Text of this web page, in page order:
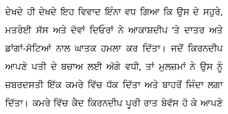
ਦੇਖਦੇ ਹੀ ਦੇਖਦੇ ਇਹ ਵਿਵਾਦ ਇੰਨਾ ਵਧ ਗਿਆ ਕਿ ਉਸ ਦੇ ਸਹੁਰੇ,
ਮਤਰੇਈ ਸੱਸ ਅਤੇ ਦੋਵਾਂ ਦਿਓਰਾਂ ਨੇ ਆਕਾਸ਼ਦੀਪ ‘ਤੇ ਦਾਤਰ ਅਤੇ
ਡਾਂਗਾਂ-ਸੋਟਿਆਂ ਨਾਲ ਘਾਤਕ ਹਮਲਾ ਕਰ ਦਿੱਤਾ। ਜਦੋਂ ਕਿਰਨਦੀਪ
ਆਪਣੇ ਪਤੀ ਦੇ ਬਚਾਅ ਲਈ ਅੱਗੇ ਵਧੀ, ਤਾਂ ਮੁਲਜ਼ਮਾਂ ਨੇ ਉਸ ਨੂੰ
ਜ਼ਬਰਦਸਤੀ ਇੱਕ ਕਮਰੇ ਵਿੱਚ ਧੱਕ ਦਿੱਤਾ ਅਤੇ ਬਾਹਰੋਂ ਜਿੰਦਾ ਲਗਾ
ਦਿੱਤਾ। ਕਮਰੇ ਵਿੱਚ ਕੈਦ ਕਿਰਨਦੀਪ ਪੂਰੀ ਰਾਤ ਬੇਵੱਸ ਹੋ ਕੇ ਆਪਣੇ